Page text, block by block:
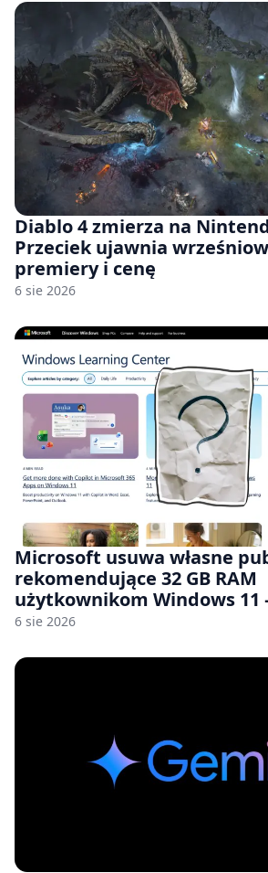
Diablo 4 zmierza na
Przeciek ujawnia
premiery i cenę
6 sie 2026
Microsoft usuwa własne
rekomendujące 32 GB RAM
użytkownikom Windows 11
nam przy tym komputery z 8
6 sie 2026